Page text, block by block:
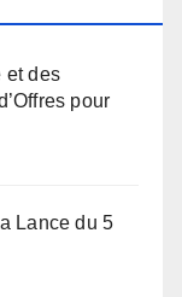
et des
pour
Lance du 5